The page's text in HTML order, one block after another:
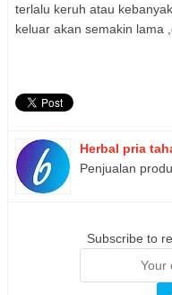
terlalu keruh atau
keluar akan semakin lama
Herbal pria
Penjualan
Subscribe to